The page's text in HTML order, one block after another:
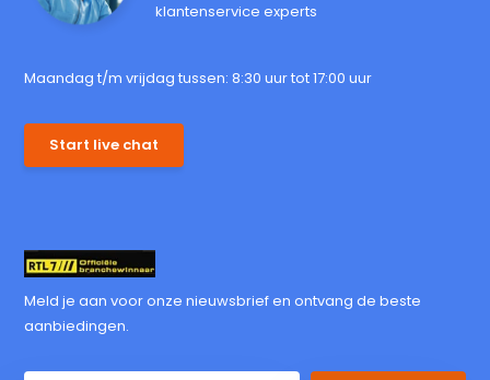
klantenservice experts
Maandag t/m vrijdag tussen: 8:30 uur tot 17:00 uur
Start live chat
Meld je aan voor onze nieuwsbrief en ontvang de beste
aanbiedingen.